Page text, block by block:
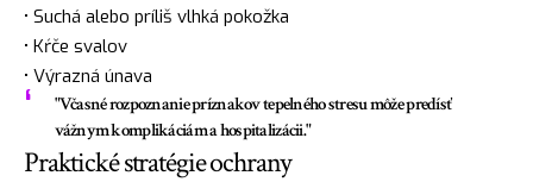
• Suchá alebo príliš vlhká pokožka
• Kŕče svalov
• Výrazná únava
"Včasné rozpoznanie príznakov tepelného stresu môže predísť
vážnym komplikáciám a hospitalizácii."
Praktické stratégie ochrany